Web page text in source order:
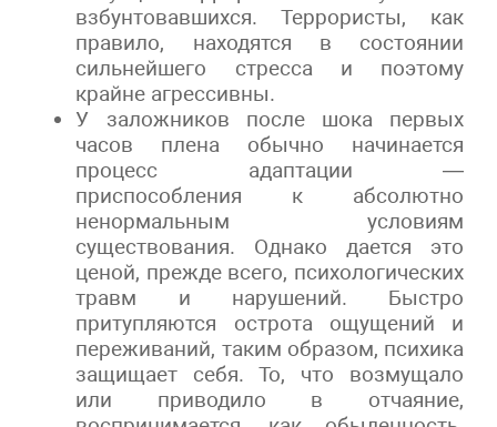
взбунтовавшихся. Террористы, как
правило, находятся в состоянии
сильнейшего стресса и поэтому
крайне агрессивны.
У заложников после шока первых
часов плена обычно начинается
процесс адаптации —
приспособления к абсолютно
ненормальным условиям
существования. Однако дается это
ценой, прежде всего, психологических
травм и нарушений. Быстро
притупляются острота ощущений и
переживаний, таким образом, психика
защищает себя. То, что возмущало
или приводило в отчаяние,